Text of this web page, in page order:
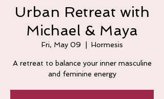
Urban Retreat with
Michael & Maya
Fri, May 09 Hormesis
A retreat to balance your inner masculine
and feminine energy